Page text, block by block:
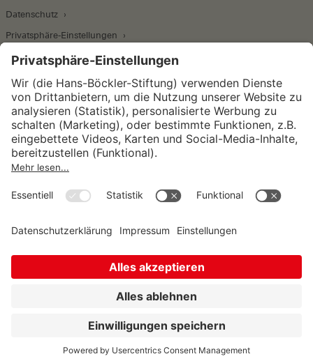
Datenschutz
Privatsphäre-Einstellungen
Wirtschafts- und Sozialwissenschaftliches Institut
Institut für Makroökonomie und
Konjunkturforschung
Unternehmensführung
Sozialrecht
© Hans-Böckler-Stiftung 2026